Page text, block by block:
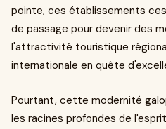
pointe, ces établissements
de passage pour devenir des
l'attractivité touristique
internationale en quête
Pourtant, cette modernité
les racines profondes de